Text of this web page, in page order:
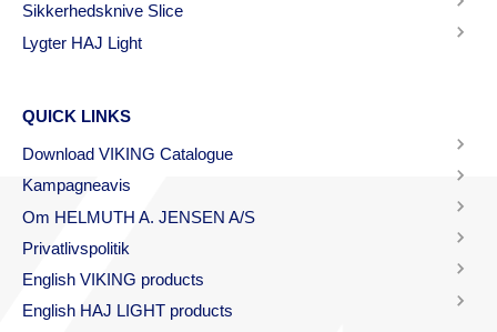
Sikkerhedsknive Slice
Lygter HAJ Light
QUICK LINKS
Download VIKING Catalogue
Kampagneavis
Om HELMUTH A. JENSEN A/S
Privatlivspolitik
English VIKING products
English HAJ LIGHT products